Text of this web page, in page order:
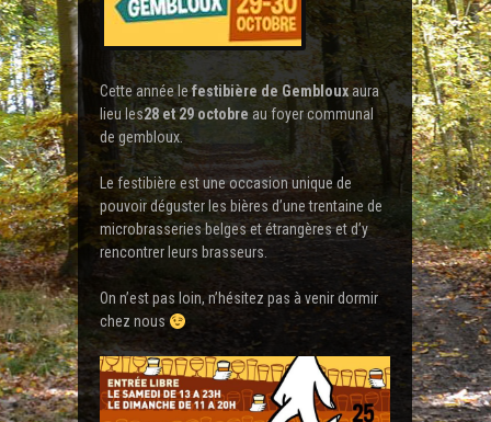
Cette année lefestibière de Gemblouxaura
lieu les28 et 29 octobre au foyer communal
de gembloux.
Le festibière est une occasion unique de
pouvoir déguster les bières d’une trentaine de
microbrasseries belges et étrangères et d’y
rencontrer leurs brasseurs.
On n’est pas loin, n’hésitez pas à venir dormir
chez nous